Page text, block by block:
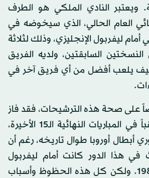
ويعتبر النادي الملكي هو الطرف
العام الحالي، الذي سيخوضه في
أمام ليفربول الإنجليزي، وذلك لثلاثة
السابقتين، ولديه الفريق
يلعب أفضل من أي فريق آخر في
على صحة هذه الترشيحات، فقد فاز
ريـال مدريد بـ12 لقباً في المباريات النهائية الـ15 الأخيرة،
أبطال أوروبا طوال تاريخه، رغم أن
في هذا الدور كانت أمام ليفربول
تحديداً في عام 1981. ولكن كل هذه الحظوظ وأسباب